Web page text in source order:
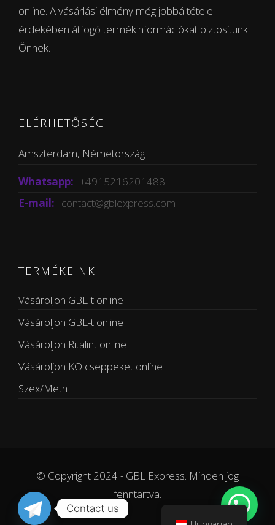
online. A vásárlási élmény még jobbá tétele
érdekében átfogó termékinformációkat biztosítunk
Önnek.
ELÉRHETŐSÉG
Amszterdam, Németország
Whatsapp: +4915216201488
E-mail: contact@gblexpress.com
TERMÉKEINK
Vásároljon GBL-t online
Vásároljon GBL-t online
Vásároljon Ritalint online
Vásároljon KO cseppeket online
Szex/Meth
© Copyright 2024 - GBL Express. Minden jog
fenntartva.
Contact us